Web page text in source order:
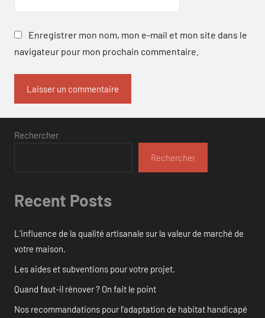
Enregistrer mon nom, mon e-mail et mon site dans le
navigateur pour mon prochain commentaire.
Rechercher
Rechercher
Recent Posts
L’influence de la qualité artisanale sur la valeur de marché de
votre maison.
Les aides et subventions pour votre projet.
Quand faut-il rénover ? On fait le point
Nos recommandations pour l’adaptation de habitat handicapé